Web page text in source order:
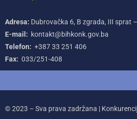
Adresa: Dubrovačka 6, B zgrada, III sprat
E-mail: kontakt@bihkonk.gov.ba
Telefon: +387‌ 33‌ 251‌ 406
Fax: 033/251-408
© 2023 – Sva prava zadržana |